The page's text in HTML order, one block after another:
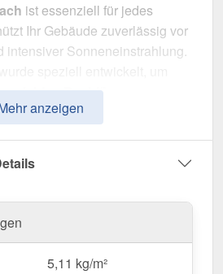
ist essenziell für jedes
Ihr Gebäude zuverlässig vor
intensiver Sonneneinstrahlung.
Dachlösung
durch einfache Montage, hohe
eine robuste Dachlösung. Die
m
mermöglichen eine schnelle
Dank der25 µm Polyester
anzeigen
5,11 kg/m²